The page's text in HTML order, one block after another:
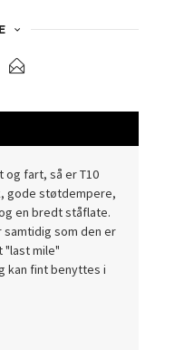
fart, så er T10
gode støtdempere,
en bredt ståflate.
samtidig som den er
"last mile"
kan fint benyttes i